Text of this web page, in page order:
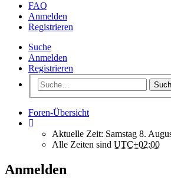
FAQ
Anmelden
Registrieren
Suche
Anmelden
Registrieren
Foren-Übersicht
Aktuelle Zeit: Samstag 8.
Alle Zeiten sind UTC+02:00
Anmelden